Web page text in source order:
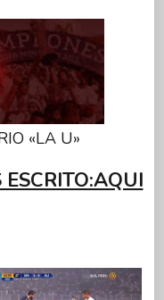
«LA U»